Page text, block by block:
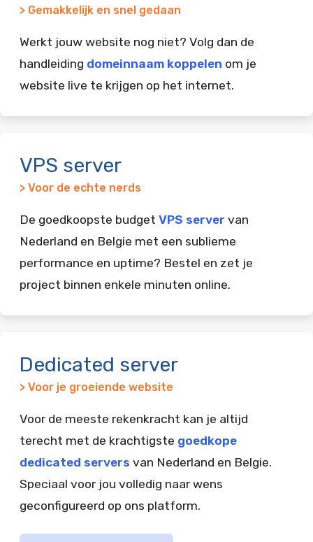
> Gemakkelijk en snel gedaan
Werkt jouw website nog niet? Volg dan de
handleiding domeinnaam koppelen om je
website live te krijgen op het internet.
VPS server
> Voor de echte nerds
De goedkoopste budget VPS server van
Nederland en Belgie met een sublieme
performance en uptime? Bestel en zet je
project binnen enkele minuten online.
Dedicated server
> Voor je groeiende website
Voor de meeste rekenkracht kan je altijd
terecht met de krachtigste goedkope
dedicated servers van Nederland en Belgie.
Speciaal voor jou volledig naar wens
geconfigureerd op ons platform.